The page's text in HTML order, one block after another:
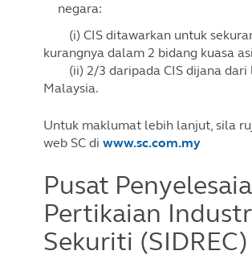
negara:
(i) CIS ditawarkan untuk
kurangnya dalam 2 bidang kuasa
(ii) 2/3 daripada CIS dijana dari
Malaysia.
Untuk maklumat lebih lanjut, sila
web SC di www.sc.com.my
Pusat
Pertikaian
Sekuriti (SIDREC)